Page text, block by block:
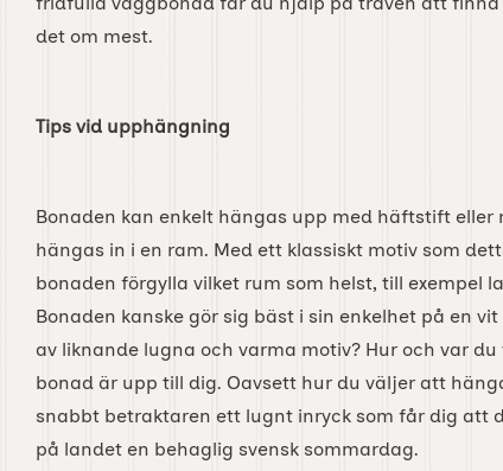
det om mest.
Tips vid upphängning
Bonaden kan enkelt hängas upp med häftstift eller
hängas in i en ram. Med ett klassiskt motiv som
bonaden förgylla vilket rum som helst, till exempel
Bonaden kanske gör sig bäst i sin enkelhet på en
av liknande lugna och varma motiv? Hur och var
bonad är upp till dig. Oavsett hur du väljer att
snabbt betraktaren ett lugnt inryck som får dig att
på landet en behaglig svensk sommardag.